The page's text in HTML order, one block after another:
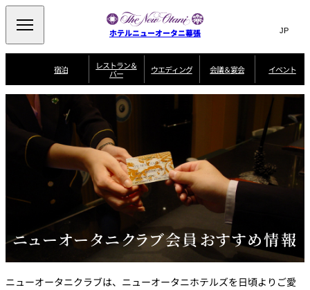
ホテルニューオータニ幕張 Search
サ
ト
内
検
索
窓
開
閉
言
切
替
え
メ
ュ
ー
開
JP(日本語)
EN
宿泊
覧
宿
泊
プ
一
覧
ニューオータニク
スイートご宿泊特
典
誕生日や記念日の
お祝いに
～アニバーサリー 朝食
～BREAKFAST～
ルームサービス
～ROOM SERVICE
る
ご
レストラン＆
バー
ビュッフェ
オールデイダイニング
SATSUKI
季処（日本料理）
千羽鶴 山茶花 一心
中国料理
ウエディング
ウ
エ
デ
ィ
トップページ コンセプト
ウエディングスタ
イル
挙式 披露宴 料理・ケーキ
ウエディングスト
ーリー 独立型邸宅
よくあるご質問
ホテルへのアクセ
ス
会議＆宴会
会
議
＆
宴
会
ラ
ン
一
記念日・お祝いで
のご利用に
【宴会用】
アウトメニュー
特
典
ン
イベント
ニューオータニクラブ会員おすすめ情報
ニューオータニクラブは、ニューオータニホテルズを日頃よりご愛